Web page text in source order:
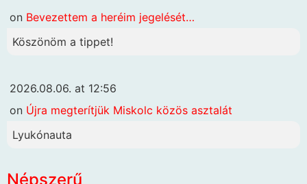
on Bevezettem a heréim jegelését…
Köszönöm a tippet!
2026.08.06. at 12:56
on Újra megterítjük Miskolc közös asztalát
Lyukónauta
Népszerű